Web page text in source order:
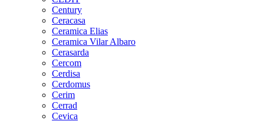
Century
Ceracasa
Ceramica Elias
Ceramica Vilar Albaro
Cerasarda
Cercom
Cerdisa
Cerdomus
Cerim
Cerrad
Cevica